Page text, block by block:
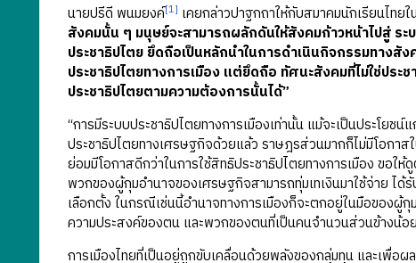
นายปรีดี พนมยงค์[1] เคยกล่าวปาฐกถาให้กับสมาคมนักเรียนไทย
สังคมนั้น ๆ มนุษย์จะสามารถผลักดันให้สังคมก้าวหน้าไปสู่ ระ
ประชาธิปไตย ยึดถือเป็นหลักนำในการดำเนินกิจกรรมทาง
ประชาธิปไตยทางการเมือง แต่ยึดถือ ทัศนะสังคมที่ไม่ใช่ประ
ประชาธิปไตยตามความต้องการนั้นได้”
“การมีระบบประชาธิปไตยทางการเมืองเท่านั้น แม้จะเป็นประโย
ประชาธิปไตยทางเศรษฐกิจด้วยแล้ว ราษฎรส่วนมากก็ไม่มีโอกา
ย่อมมีโอกาสดีกว่าในการใช้สิทธิประชาธิปไตยทางการเมือง ขอ
พวกของผู้กุมอำนาจของเศรษฐกิจสามารถทุ่มเทเงินมาใช้จ่าย ได้
เลือกตั้ง ในกรณีเช่นนี้อำนาจทางการเมืองก็จะตกอยู่ในมือของผู้
ความประสงค์ของตน และพวกของตนที่เป็นคนจำนวนส่วนข้างน้อ
การเมืองไทยที่เป็นอยู่ถูกขับเคลื่อนด้วยพลังของกลุ่มทุน และเพื่อ